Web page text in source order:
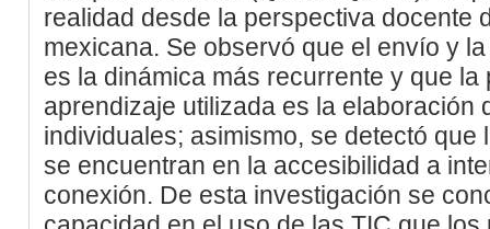
realidad desde la perspectiva docente
mexicana. Se observó que el envío y
es la dinámica más recurrente y que
aprendizaje utilizada es la elaboración
individuales; asimismo, se detectó
se encuentran en la accesibilidad a
conexión. De esta investigación se